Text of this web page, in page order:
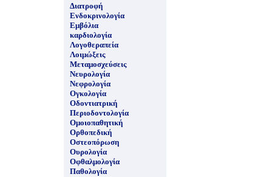
Διατροφή
Ενδοκρινολογία
Εμβόλια
καρδιολογία
Λογοθεραπεία
Λοιμώξεις
Μεταμοσχεύσεις
Νευρολογία
Νεφρολογία
Ογκολογία
Οδοντιατρική
Περιοδοντολογία
Ομοιοπαθητική
Ορθοπεδική
Οστεοπόρωση
Ουρολογία
Οφθαλμολογία
Παθολογία